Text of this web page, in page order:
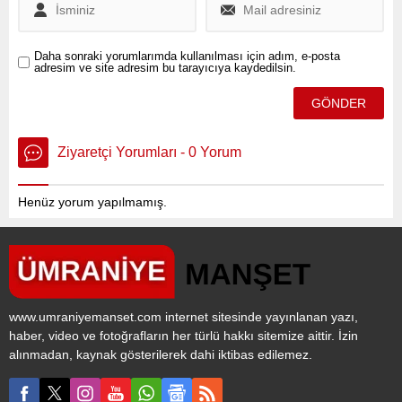
Daha sonraki yorumlarımda kullanılması için adım, e-posta
adresim ve site adresim bu tarayıcıya kaydedilsin.
Ziyaretçi Yorumları - 0 Yorum
Henüz yorum yapılmamış.
www.umraniyemanset.com internet sitesinde yayınlanan yazı,
haber, video ve fotoğrafların her türlü hakkı sitemize aittir. İzin
alınmadan, kaynak gösterilerek dahi iktibas edilemez.